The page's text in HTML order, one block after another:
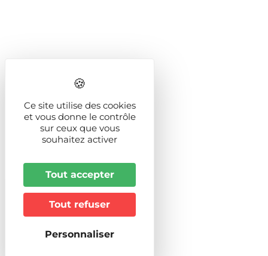
Ce site utilise des cookies
et vous donne le contrôle
sur ceux que vous
souhaitez activer
Tout accepter
Tout refuser
Personnaliser